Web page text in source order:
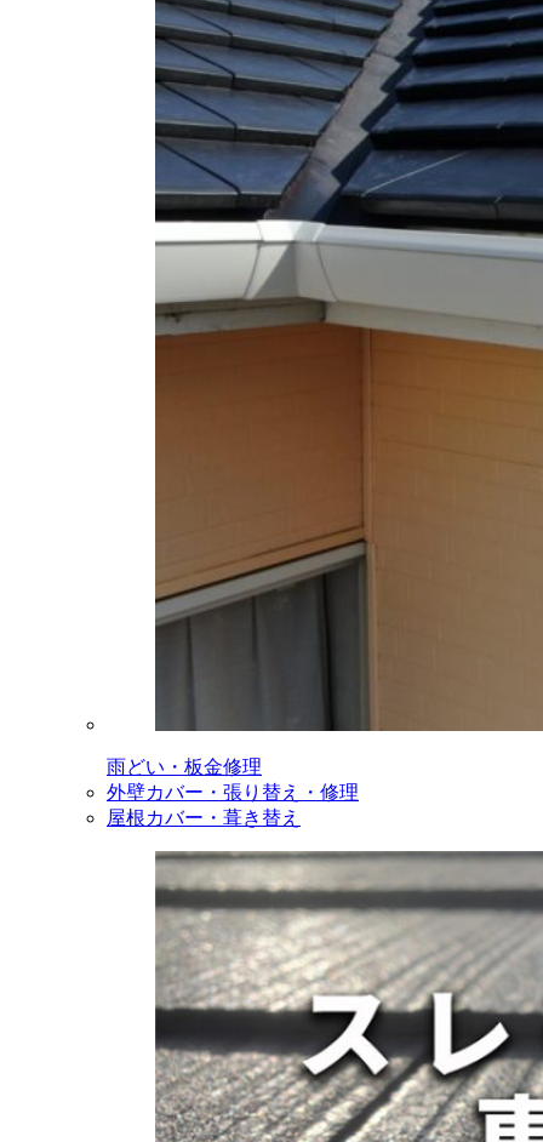
雨どい・板金修理
外壁カバー・張り替え・修理
屋根カバー・葺き替え